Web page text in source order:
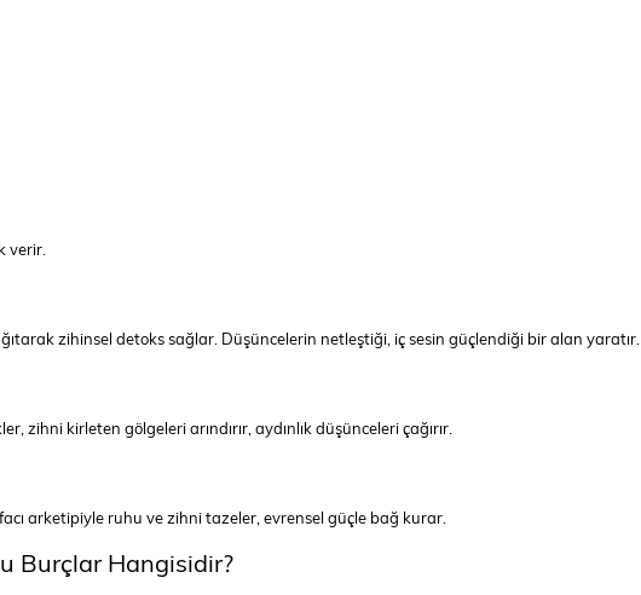
verir.
zihinsel detoks sağlar. Düşüncelerin netleştiği, iç sesin güçlendiği bir alan yaratır.
zihni kirleten gölgeleri arındırır, aydınlık düşünceleri çağırır.
arketipiyle ruhu ve zihni tazeler, evrensel güçle bağ kurar.
Burçlar Hangisidir?